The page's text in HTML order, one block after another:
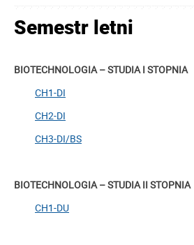
Semestr letni
BIOTECHNOLOGIA – STUDIA I STOPNIA
CH1-DI
CH2-DI
CH3-DI/BS
BIOTECHNOLOGIA – STUDIA II STOPNIA
CH1-DU